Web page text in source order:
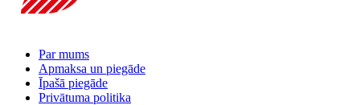
Par mums
Apmaksa un piegāde
Īpašā piegāde
Privātuma politika